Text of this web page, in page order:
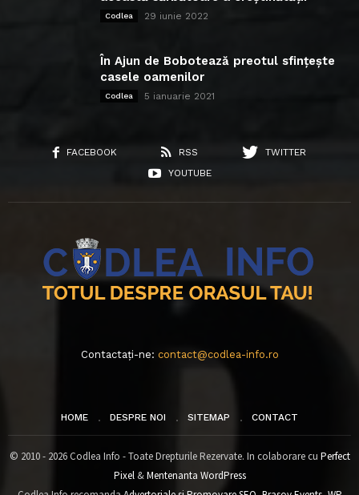
Codlea 29 iunie 2022
În Ajun de Bobotează preotul sfințește
casele oamenilor
Codlea 5 ianuarie 2021
FACEBOOK RSS
TWITTER
YOUTUBE
Contactați-ne: contact@codlea-info.ro
HOME DESPRE NOI SITEMAP CONTACT
© 2010 - 2026 Codlea Info - Toate Drepturile Rezervate. In colaborare cu Perfect
Pixel&Mentenanta WordPress